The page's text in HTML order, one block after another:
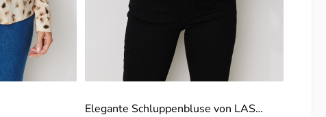
Elegante Schluppenbluse von LAS